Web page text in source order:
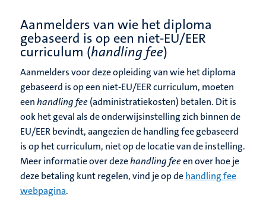
Aanmelders van wie het diploma
gebaseerd is op een niet-EU/EER
curriculum (handling fee)
Aanmelders voor deze opleiding van wie het diploma
gebaseerd is op een niet-EU/EER curriculum, moeten
eenhandling fee(administratiekosten) betalen. Dit is
ook het geval als de onderwijsinstelling zich binnen de
EU/EER bevindt, aangezien de handling fee gebaseerd
is op het curriculum, niet op de locatie van de instelling.
Meer informatie over dezehandling feeen over hoe je
deze betaling kunt regelen, vind je op dehandling fee
webpagina.